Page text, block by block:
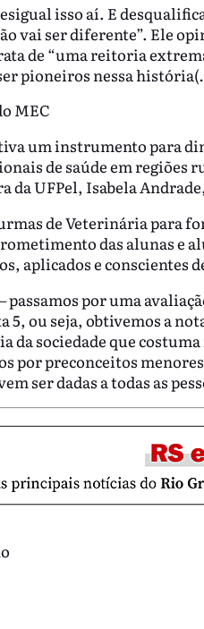
isso aí. E
vai ser diferente”. Ele
de “uma reitoria
pioneiros nessa
MEC
um instrumento para
de saúde em regiões
da UFPel, Isabela
de Veterinária para
das alunas e
aplicados e conscientes
passamos por uma
ou seja, obtivemos a
da sociedade que
por preconceitos
ser dadas a todas as